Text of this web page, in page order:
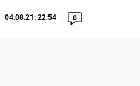
04.08.21. 22:54 0